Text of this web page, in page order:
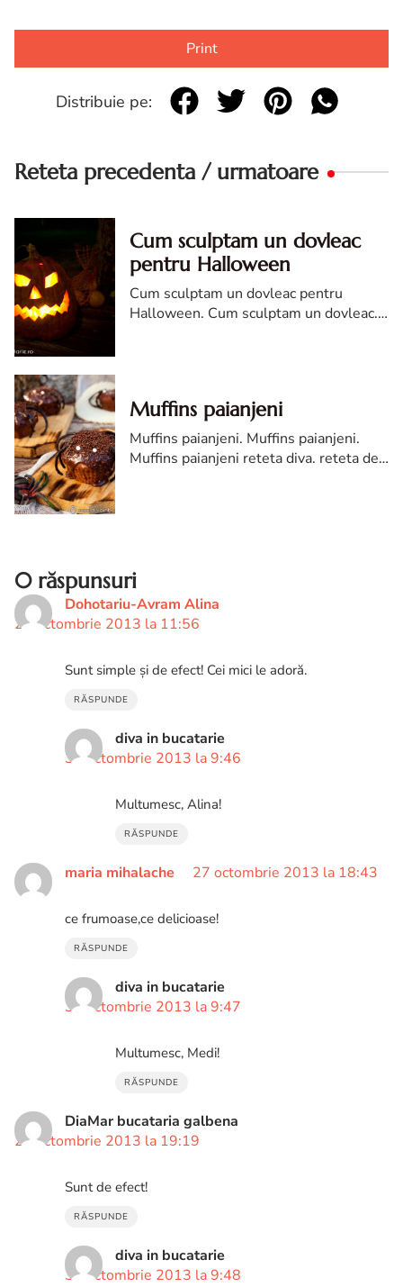
Print
Distribuie pe:
Reteta precedenta / urmatoare
Cum sculptam un dovleac
pentru Halloween
Cum sculptam un dovleac pentru
Halloween. Cum sculptam un dovleac.
Muffins paianjeni
Muffins paianjeni. Muffins paianjeni.
Muffins paianjeni reteta diva. reteta de
0 răspunsuri
Dohotariu-Avram Alina
27 octombrie 2013 la 11:56
Sunt simple și de efect! Cei mici le adoră.
RĂSPUNDE
diva in bucatarie
30 octombrie 2013 la 9:46
Multumesc, Alina!
RĂSPUNDE
maria mihalache 27 octombrie 2013 la 18:43
ce frumoase,ce delicioase!
RĂSPUNDE
diva in bucatarie
30 octombrie 2013 la 9:47
Multumesc, Medi!
RĂSPUNDE
DiaMar bucataria galbena
27 octombrie 2013 la 19:19
Sunt de efect!
RĂSPUNDE
diva in bucatarie
30 octombrie 2013 la 9:48